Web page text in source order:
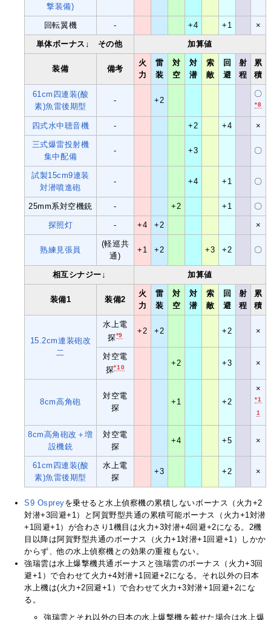
撃装備)
回転翼機 - +4 +1 ×
単体ボーナス↓ その他 加算値
装備 備考
火
力
雷
装
対
空
対
潜
索
敵
回
避
射
程
累
積
61cm四連装(酸
素)魚雷後期型
- +2
〇
*8
四式水中聴音機 - +2 +4 ×
三式爆雷投射機
集中配備
- +3 〇
試製15cm9連装
対潜噴進砲
- +4 +1 〇
25mm系対空機銃 - +2 +1 〇
探照灯 - +4 +2 ×
熟練見張員
(軽巡共
通)
+1 +2 +3 +2 〇
相互シナジー↓ 加算値
装備1 装備2
火
力
雷
装
対
空
対
潜
索
敵
回
避
射
程
累
積
15.2cm連装砲改
二
水上電
探*9 +2 +2 +2 ×
対空電
探*10 +2 +3 ×
8cm高角砲
対空電
探
+1 +2
×
*1
1
8cm高角砲改＋増
設機銃
対空電
探
+4 +5 ×
61cm四連装(酸
素)魚雷後期型
水上電
探
+3 +2 ×
S9 Ospreyを乗せると水上偵察機の累積しないボーナス（火力+2
対潜+3回避+1）と阿賀野型共通の累積可能ボーナス（火力+1対潜
+1回避+1）が合わさり1機目は火力+3対潜+4回避+2になる。2機
目以降は阿賀野型共通のボーナス（火力+1対潜+1回避+1）しかか
からず、他の水上偵察機との効果の重複もない。
強瑞雲は水上爆撃機共通ボーナスと強瑞雲のボーナス（火力+3回
避+1）で合わせて火力+4対潜+1回避+2になる。それ以外の日本
水上機は(火力+2回避+1）で合わせて火力+3対潜+1回避+2にな
る。
強瑞雲とそれ以外の日本の水上爆撃機を載せた場合は水上爆